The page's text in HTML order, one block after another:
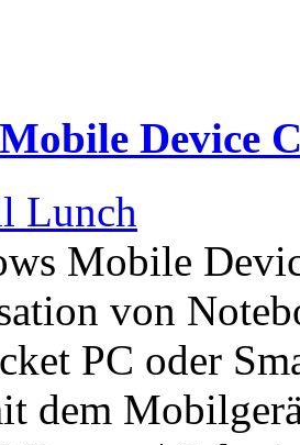
Device
Lunch
Mobile
von
PC oder
dem